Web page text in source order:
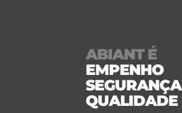
ABIANT É
EMPENHO
SEGURANÇA
QUALIDADE